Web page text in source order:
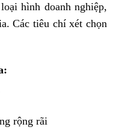
hình doanh nghiệp,
Các tiêu chí xét chọn
rộng rãi